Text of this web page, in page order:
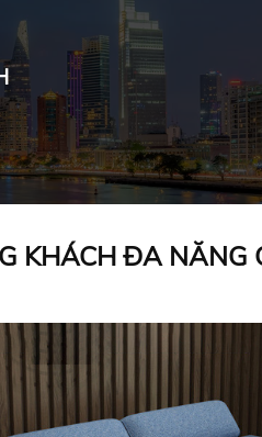
KHÁCH ĐA NĂNG